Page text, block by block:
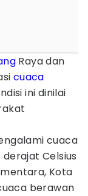
Raya dan
cuaca
ini dinilai
cuaca
Celsius
Kota
berawan